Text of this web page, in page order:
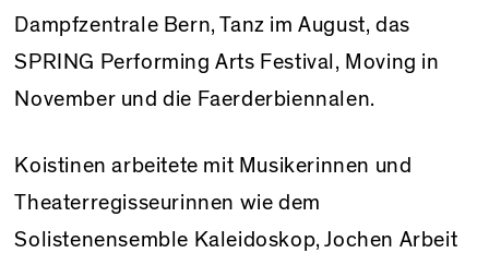
Dampfzentrale Bern, Tanz im August, das
SPRING Performing Arts Festival, Moving in
November und die Faerderbiennalen.
Koistinen arbeitete mit Musikerinnen und
Theaterregisseurinnen wie dem
Solistenensemble Kaleidoskop, Jochen Arbeit